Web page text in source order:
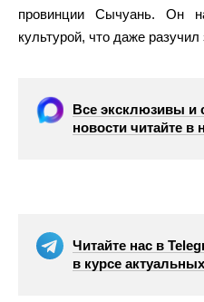
провинции Сычуань. Он
культурой, что даже
Все эксклюзивы и
новости читайте
Читайте нас в
в курсе